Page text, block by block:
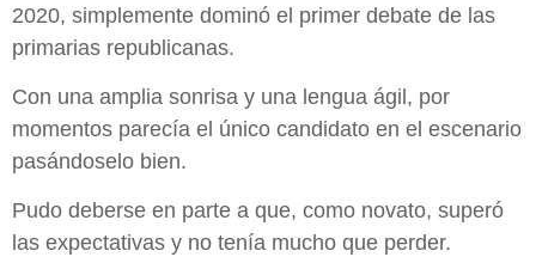
2020, simplemente dominó el primer debate de las
primarias republicanas.
Con una amplia sonrisa y una lengua ágil, por
momentos parecía el único candidato en el escenario
pasándoselo bien.
Pudo deberse en parte a que, como novato, superó
las expectativas y no tenía mucho que perder.